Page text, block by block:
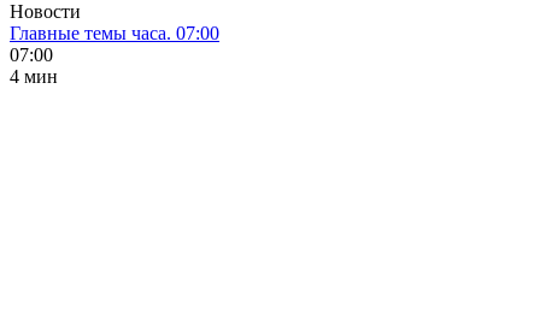
Новости
Главные темы часа. 07:00
07:00
4 мин